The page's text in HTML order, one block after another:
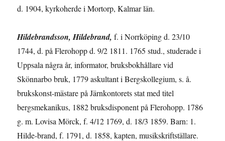
d. 1904, kyrkoherde i Mortorp, Kalmar län.
Hildebrandsson, Hildebrand, f. i Norrköping d. 23/10
1744, d. på Flerohopp d. 9/2 1811. 1765 stud., studerade i
Uppsala några år, informator, bruksbok­hållare vid
Skönnarbo bruk, 1779 askultant i Bergskollegium, s. å.
brukskonst-mästare på Järnkontorets stat med titel
bergsmekanikus, 1882 bruksdisponent på Flerohopp. 1786
g. m. Lovisa Mörck, f. 4/12 1769, d. 18/3 1859. Barn: 1.
Hilde-brand, f. 1791, d. 1858, kapten, musikskriftställare.